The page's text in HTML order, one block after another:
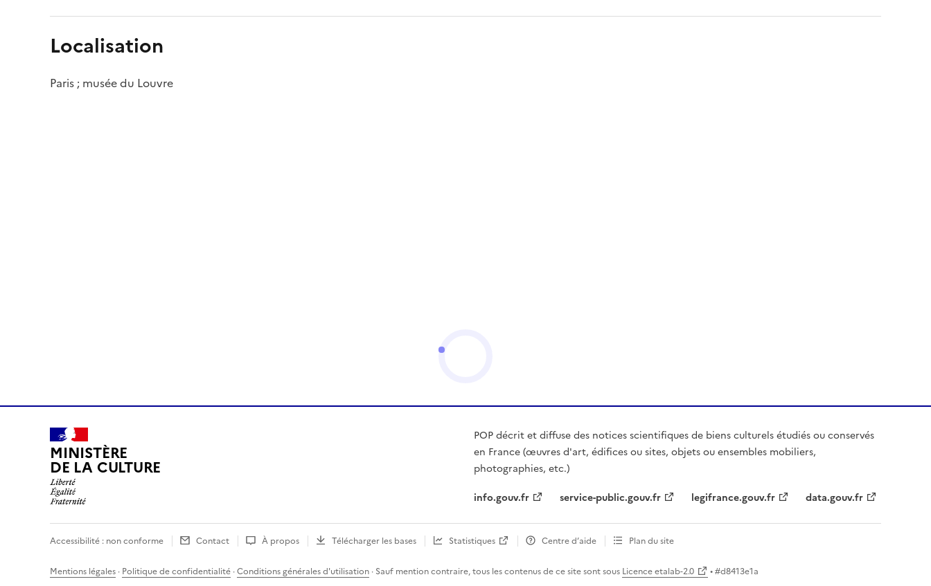
Localisation
Paris ; musée du Louvre
MINISTÈRE
DE LA CULTURE
POP décrit et diffuse des notices scientifiques de biens culturels étudiés ou conservés
en France (œuvres d'art, édifices ou sites, objets ou ensembles mobiliers,
photographies, etc.)
info.gouv.fr
service-public.gouv.fr legifrance.gouv.fr data.gouv.fr
Accessibilité : non conforme Contact À propos Télécharger les bases Statistiques Centre d’aide Plan du site
Mentions légales · Politique de confidentialité ·Conditions générales d'utilisation · Sauf mention contraire, tous les contenus de ce site sont sous Licence etalab-2.0 • #d8413e1a